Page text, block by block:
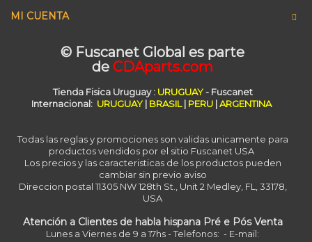
MI CUENTA
© Fuscanet Global es parte
de CDAparts.com
Tienda Fisica Uruguay : URUGUAY- Fuscanet
Internacional: URUGUAY | BRASIL| PERU |ARGENTINA
Todas las reglas y promociones son validas unicamente para
productos vendidos por el sitio Fuscanet USA
Los precios y las caracteristicas de los productos pueden
cambiar sin previo aviso
Direccion postal 11305 NW 128th St., Unit 2 Medley, FL, 33178,
USA
Atención a Clientes de habla hispana Pré e Pós Venta
Lunes a Viernes de 9 a 17hs - Telefonos: - E-mail: